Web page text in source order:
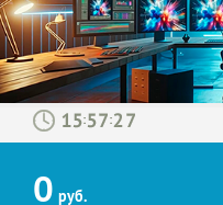
: :
0 руб.